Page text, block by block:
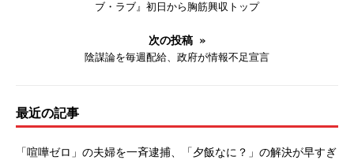
ブ・ラブ』初日から胸筋興収トップ
次の投稿 »
陰謀論を毎週配給、政府が情報不足宣言
最近の記事
「喧嘩ゼロ」の夫婦を一斉逮捕、「夕飯なに？」の解決が早すぎ